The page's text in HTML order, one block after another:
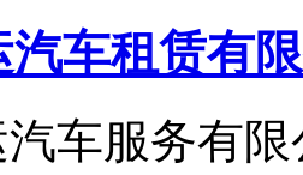
汽车租赁有
车服务有